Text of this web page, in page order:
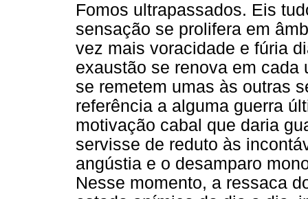
Fomos ultrapassados. Eis
sensação se prolifera em
vez mais voracidade e fúria
exaustão se renova em
se remetem umas às outras
referência a alguma guerra
motivação cabal que daria
servisse de reduto às
angústia e o desamparo
Nesse momento, a ressaca